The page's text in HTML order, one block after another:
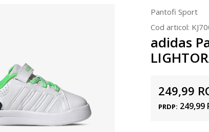
Pantofi Sport
Cod articol:
adidas
249,99
PRDP: 249,99